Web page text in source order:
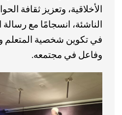
الأخلاقية، وتعزيز ثقافة
الناشئة، انسجامًا مع
في تكوين شخصية المتعلم
وفاعل في مجتمعه.